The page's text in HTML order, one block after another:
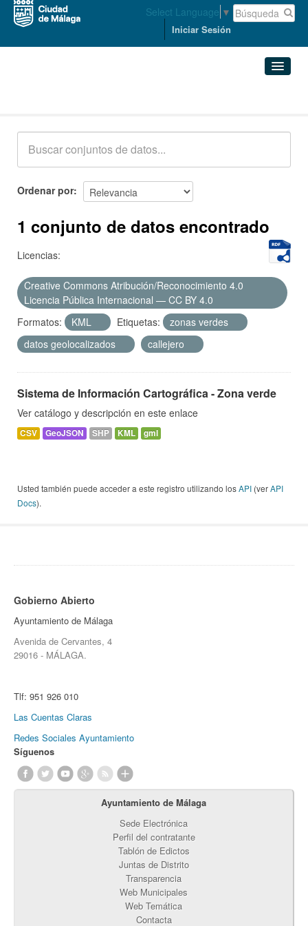
Select Language ▼
Iniciar Sesión
Acerca de
Ordenar por
1 conjunto de datos encontrado
Licencias:
Creative Commons Atribución/Reconocimiento 4.0
Licencia Pública Internacional — CC BY 4.0
Formatos:
KML Etiquetas:
zonas verdes
datos geolocalizados
callejero
Sistema de Información Cartográfica - Zona verde
Ver catálogo y descripción en este enlace
CSV GeoJSON SHP KML gml
Usted también puede acceder a este registro utilizando losAPI (verAPI
Docs).
Gobierno Abierto
Ayuntamiento de Málaga
Avenida de Cervantes, 4
29016 - MÁLAGA.
Tlf: 951 926 010
Las Cuentas Claras
Redes Sociales Ayuntamiento
Síguenos
Ayuntamiento de Málaga
Sede Electrónica
Perfil del contratante
Tablón de Edictos
Juntas de Distrito
Transparencia
Web Municipales
Web Temática
Contacta